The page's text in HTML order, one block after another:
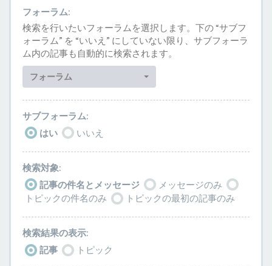
フォーラム:
検索を行いたいフォーラムを選択します。下の “サブフ
ォーラム” を “いいえ” にしていない限り、サブフォーラ
ム内の記事も自動的に検索されます。
フォーラム
サブフォーラム:
はい
いいえ
検索対象:
記事の件名とメッセージ
メッセージのみ
トピックの件名のみ
トピックの最初の記事のみ
検索結果の表示:
記事
トピック